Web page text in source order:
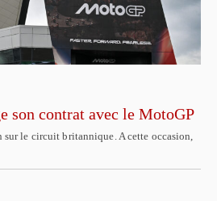
son contrat avec le MotoGP
sur le circuit britannique. A cette occasion,